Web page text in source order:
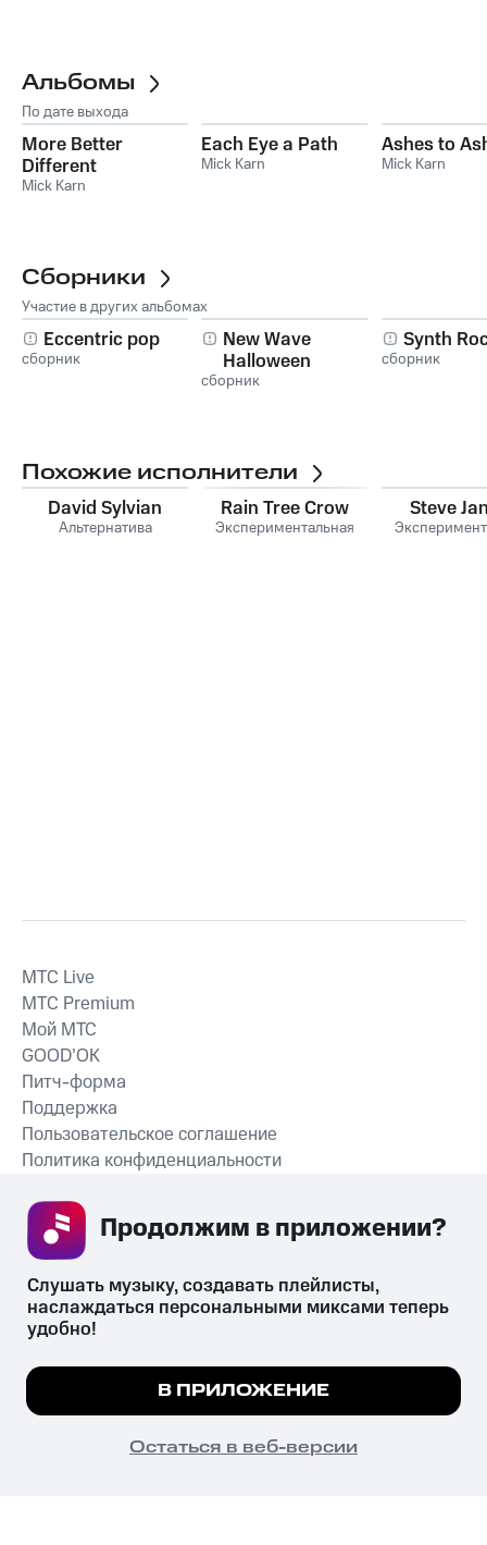
Альбомы
По дате выхода
More Better
Different
Mick Karn
Each Eye a Path
Mick Karn
Ashes to
Mick Karn
Сборники
Участие в других альбомах
Eccentric pop
сборник
New Wave
Halloween
сборник
Synth
сборник
Похожие исполнители
David Sylvian
Альтернатива
Rain Tree Crow
Экспериментальная
Steve
СКАЧАТЬ ПРИЛОЖЕНИЕ
MTС Live
MTС Premium
Мой МТС
GOOD’OK
Питч-форма
Поддержка
Пользовательское соглашение
Политика конфиденциальности
психотропных веществ, их аналогов причиняет вред здоровью,
их незаконный оборот запрещён и влечёт установленную
законодательством ответственность.
© 2026 ООО «КИОН».
Все права защищены
Мы используем куки, чтобы на сайте все
Подробнее
ПОНЯТНО
Слушать музыку, создавать плейлисты,
наслаждаться персональными миксами теперь
удобно!
В ПРИЛОЖЕНИЕ
Остаться в веб-версии